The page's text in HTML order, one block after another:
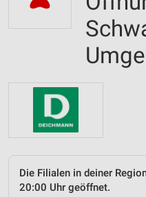
Die Filialen in deiner
20:00 Uhr geöffnet.